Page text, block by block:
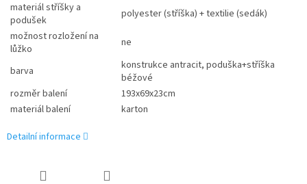
materiál stříšky a
podušek
polyester (stříška) + textilie (sedák)
možnost rozložení na
lůžko
ne
barva
konstrukce antracit, poduška+stříška
béžové
rozměr balení
193x69x23cm
materiál balení
karton
Detailní informace